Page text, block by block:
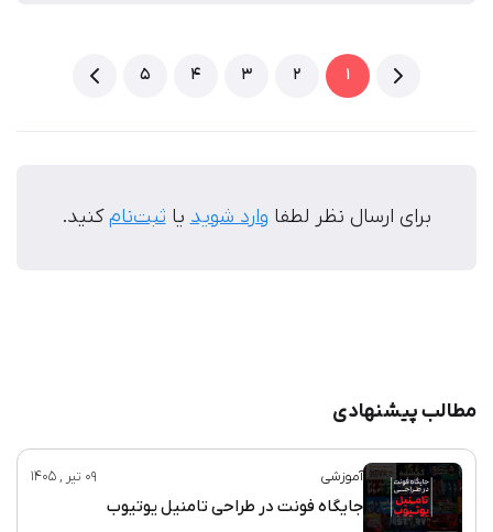
1
2
3
4
5
برای ارسال نظر لطفا وارد شویدیاثبت‌نامکنید.
مطالب پیشنهادی
آموزشی 09 تیر , 1405
جایگاه فونت در طراحی تامنیل یوتیوب